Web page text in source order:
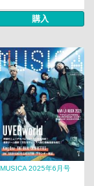
購入
MUSICA 2025年6月号